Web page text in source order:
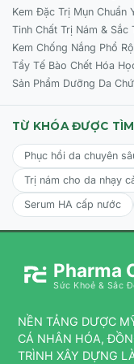
mụn.
Hỗ trợ làm sáng da
Cải thiện tông màu
làm sạch.
Chống oxy hóa, hỗ
sức khỏe làn da.
Hỗ trợ cải thiện tình
GEL
Da dầu, da hỗn hợp
Da có lỗ chân lông
Da có mụn đầu
Kem Đặc Trị Mụn Chuẩn
Tinh Chất Trị Nám & Sắc
Kem Chống Nắng Phổ
Tẩy Tế Bào Chết Hóa
Sản Phẩm Dưỡng Da
TỪ KHÓA ĐƯỢC
Phục hồi da chuyên
Trị nám cho da nhạy
Serum HA cấp nước
Pharma
Sức Khoẻ & Sắc
NỀN TẢNG DƯỢC
CÁ NHÂN HÓA,
TRÌNH XÂY DỰNG